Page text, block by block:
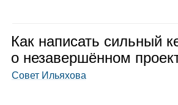
Как напи­сать силь­ный
о неза­вер­шён­ном
Совет Ильяхова